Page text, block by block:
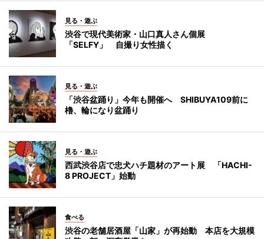
見る・遊ぶ
渋谷で現代美術家・山口真人さん個展
「SELFY」 自撮り女性描く
見る・遊ぶ
「渋谷盆踊り」今年も開催へ SHIBUYA109前に
櫓、輪になり盆踊り
見る・遊ぶ
西武渋谷店で忠犬ハチ題材のアート展 「HACHI-
8 PROJECT」始動
食べる
渋谷の老舗居酒屋「山家」が再始動 本店を大規模